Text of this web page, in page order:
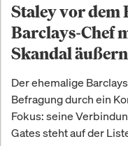
Staley vor dem
Barclays-Chef
Skandal äußern
Der ehemalige
Befragung durch ein
Fokus: seine
Gates steht auf der